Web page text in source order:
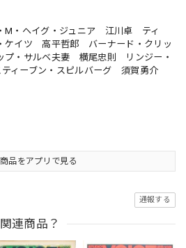
M・ヘイグ・ジュニア 江川卓 ティ
ケイツ 高平哲郎 バーナード・クリッ
・サルベ夫妻 横尾忠則 リンジー・
ィーブン・スピルバーグ 須賀勇介
品をアプリで見る
通報する
関連商品？